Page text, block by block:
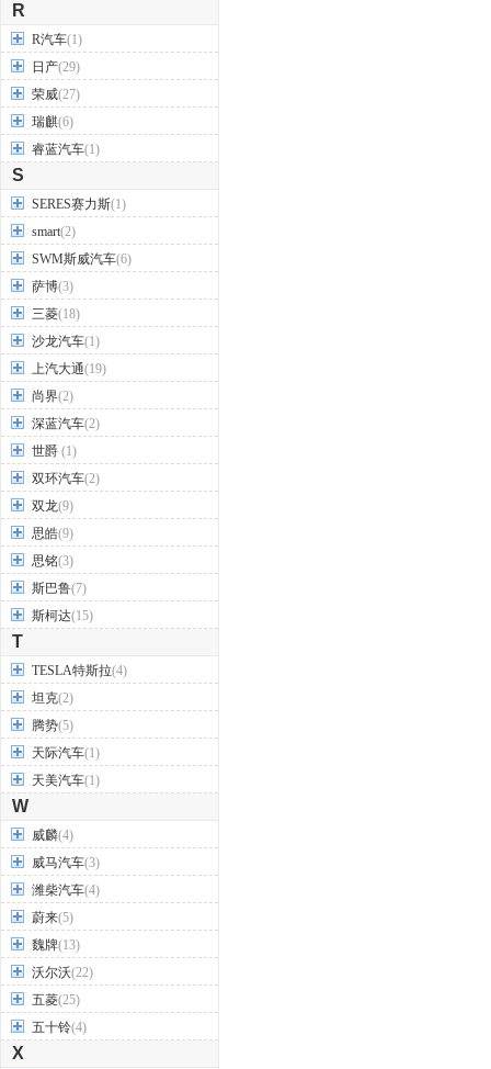
R
R汽车(1)
日产(29)
荣威(27)
瑞麒(6)
睿蓝汽车(1)
S
SERES赛力斯(1)
smart(2)
SWM斯威汽车(6)
萨博(3)
三菱(18)
沙龙汽车(1)
上汽大通(19)
尚界(2)
深蓝汽车(2)
世爵 (1)
双环汽车(2)
双龙(9)
思皓(9)
思铭(3)
斯巴鲁(7)
斯柯达(15)
T
TESLA特斯拉(4)
坦克(2)
腾势(5)
天际汽车(1)
天美汽车(1)
W
威麟(4)
威马汽车(3)
潍柴汽车(4)
蔚来(5)
魏牌(13)
沃尔沃(22)
五菱(25)
五十铃(4)
X